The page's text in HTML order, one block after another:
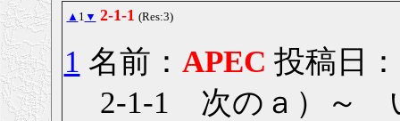
▲ 1 ▼ 2-1-1 (Res:3)
1 名前： APEC 投稿日
2-1-1 次のａ）～